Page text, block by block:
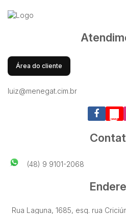
Área do cliente
luiz@menegat.cim.br
(48) 9 9101-2068
Rua Laguna, 1685, esq. rua